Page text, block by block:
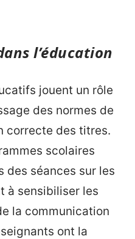
l’éducation
jouent un rôle
des normes de
correcte des titres.
scolaires
des séances sur les
à sensibiliser les
la communication
ont la